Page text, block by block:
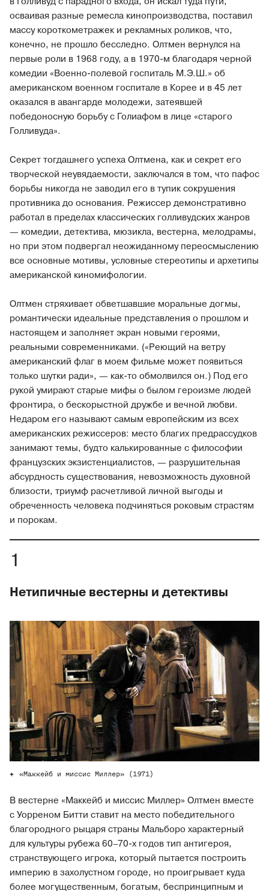
осваивая разные ремесла кинопроизводства, поставил
массу короткометражек и рекламных роликов, что,
конечно, не прошло бесследно. Олтмен вернулся на
первые роли в 1968 году, а в 1970-м благодаря черной
комедии «Военно-полевой госпиталь М.Э.Ш.» об
американском военном госпитале в Корее и в 45 лет
оказался в авангарде молодежи, затеявшей
победоносную борьбу с Голиафом в лице «старого
Голливуда».
Секрет тогдашнего успеха Олтмена, как и секрет его
творческой неувядаемости, заключался в том, что пафос
борьбы никогда не заводил его в тупик сокрушения
противника до основания. Режиссер демонстративно
работал в пределах классических голливудских жанров
— комедии, детектива, мюзикла, вестерна, мелодрамы,
но при этом подвергал неожиданному переосмыслению
все основные мотивы, условные стереотипы и архетипы
американской киномифологии.
Олтмен стряхивает обветшавшие моральные догмы,
романтически идеальные представления о прошлом и
настоящем и заполняет экран новыми героями,
реальными современниками. («Реющий на ветру
американский флаг в моем фильме может появиться
только шутки ради», — как-то обмолвился он.) Под его
рукой умирают старые мифы о былом героизме людей
фронтира, о бескорыстной дружбе и вечной любви.
Недаром его называют самым европейским из всех
американских режиссеров: место благих предрассудков
занимают темы, будто калькированные с философии
французских экзистенциалистов, — разрушительная
абсурдность существования, невозможность духовной
близости, триумф расчетливой личной выгоды и
обреченность человека подчиняться роковым страстям
и порокам.
Нетипичные вестерны и детективы
«Маккейб и миссис Миллер» (1971)
В вестерне «Маккейб и миссис Миллер» Олтмен вместе
с Уорреном Битти ставит на место победительного
благородного рыцаря страны Мальборо характерный
для культуры рубежа 60–70-х годов тип антигероя,
странствующего игрока, который пытается построить
империю в захолустном городе, но проигрывает куда
более могущественным, богатым, беспринципным и